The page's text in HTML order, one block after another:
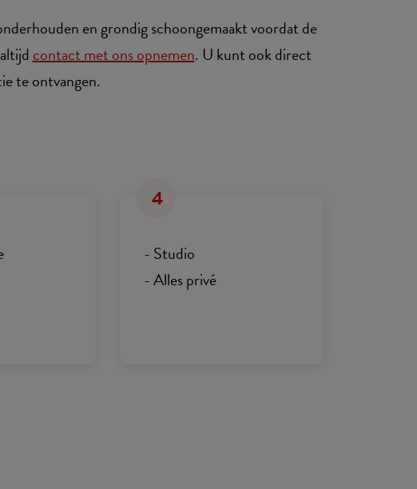
en grondig schoongemaakt voordat de
contact met ons opnemen. U kunt ook direct
te ontvangen.
4
- Studio
- Alles privé